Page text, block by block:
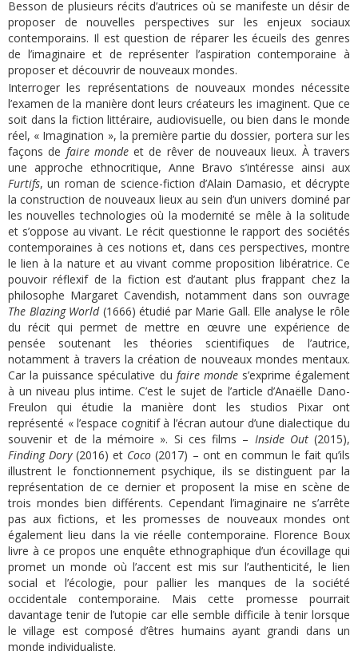
Besson de plusieurs récits d’autrices où se manifeste un désir de
proposer de nouvelles perspectives sur les enjeux sociaux
contemporains. Il est question de réparer les écueils des genres
de l’imaginaire et de représenter l’aspiration contemporaine à
proposer et découvrir de nouveaux mondes.
Interroger les représentations de nouveaux mondes nécessite
l’examen de la manière dont leurs créateurs les imaginent. Que ce
soit dans la fiction littéraire, audiovisuelle, ou bien dans le monde
réel, « Imagination », la première partie du dossier, portera sur les
façons de faire mondeet de rêver de nouveaux lieux. À travers
une approche ethnocritique, Anne Bravo s’intéresse ainsi aux
Furtifs, un roman de science-fiction d’Alain Damasio, et décrypte
la construction de nouveaux lieux au sein d’un univers dominé par
les nouvelles technologies où la modernité se mêle à la solitude
et s’oppose au vivant. Le récit questionne le rapport des sociétés
contemporaines à ces notions et, dans ces perspectives, montre
le lien à la nature et au vivant comme proposition libératrice. Ce
pouvoir réflexif de la fiction est d’autant plus frappant chez la
philosophe Margaret Cavendish, notamment dans son ouvrage
The Blazing World(1666) étudié par Marie Gall. Elle analyse le rôle
du récit qui permet de mettre en œuvre une expérience de
pensée soutenant les théories scientifiques de l’autrice,
notamment à travers la création de nouveaux mondes mentaux.
Car la puissance spéculative du faire mondes’exprime également
à un niveau plus intime. C’est le sujet de l’article d’Anaëlle Dano-
Freulon qui étudie la manière dont les studios Pixar ont
représenté « l’espace cognitif à l’écran autour d’une dialectique du
souvenir et de la mémoire ». Si ces films – Inside Out (2015),
Finding Dory(2016) et Coco (2017) – ont en commun le fait qu’ils
illustrent le fonctionnement psychique, ils se distinguent par la
représentation de ce dernier et proposent la mise en scène de
trois mondes bien différents. Cependant l’imaginaire ne s’arrête
pas aux fictions, et les promesses de nouveaux mondes ont
également lieu dans la vie réelle contemporaine. Florence Boux
livre à ce propos une enquête ethnographique d’un écovillage qui
promet un monde où l’accent est mis sur l’authenticité, le lien
social et l’écologie, pour pallier les manques de la société
occidentale contemporaine. Mais cette promesse pourrait
davantage tenir de l’utopie car elle semble difficile à tenir lorsque
le village est composé d’êtres humains ayant grandi dans un
monde individualiste.